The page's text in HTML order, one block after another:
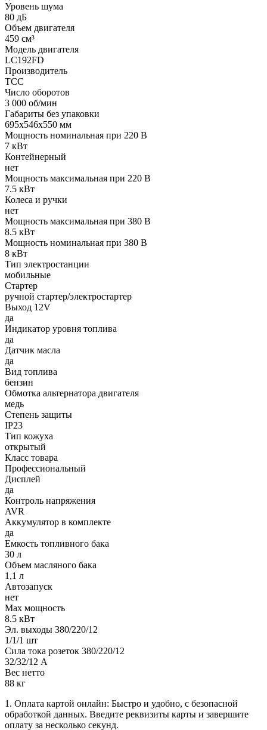
Уровень шума
80 дБ
Объем двигателя
459 см³
Модель двигателя
LC192FD
Производитель
ТСС
Число оборотов
3 000 об/мин
Габариты без упаковки
695х546х550 мм
Мощность номинальная при 220 В
7 кВт
Контейнерный
нет
Мощность максимальная при 220 В
7.5 кВт
Колеса и ручки
нет
Мощность максимальная при 380 В
8.5 кВт
Мощность номинальная при 380 В
8 кВт
Тип электростанции
мобильные
Стартер
ручной стартер/электростартер
Выход 12V
да
Индикатор уровня топлива
да
Датчик масла
да
Вид топлива
бензин
Обмотка альтернатора двигателя
медь
Степень защиты
IP23
Тип кожуха
открытый
Класс товара
Профессиональный
Дисплей
да
Контроль напряжения
AVR
Аккумулятор в комплекте
да
Емкость топливного бака
30 л
Объем масляного бака
1,1 л
Автозапуск
нет
Max мощность
8.5 кВт
Эл. выходы 380/220/12
1/1/1 шт
Сила тока розеток 380/220/12
32/32/12 А
Вес нетто
88 кг
1. Оплата картой онлайн: Быстро и удобно, с безопасной
обработкой данных. Введите реквизиты карты и завершите
оплату за несколько секунд.